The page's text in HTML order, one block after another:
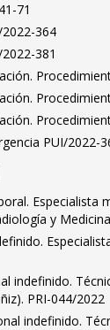
71
364
381
PUI/2022-
Especialista
y
indefinido.
PRI-044/2022
indefinido.